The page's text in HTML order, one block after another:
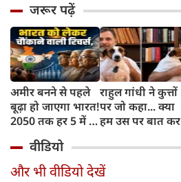
जरूर पढ़ें
अमीर बनने से पहले
बूढ़ा हो जाएगा भारत!
2050 तक हर 5 में 1
साल से ज्यादा उम्र का
राहुल गांधी ने कुत्तों
पर जो कहा... क्या
हम उस पर बात कर
वीडियो
और भी वीडियो देखें